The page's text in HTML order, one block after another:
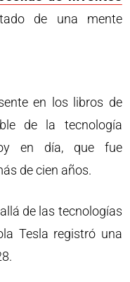
de una mente
en los libros de
de la tecnología
en día, que fue
de cien años.
de las tecnologías
Tesla registró una